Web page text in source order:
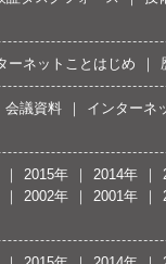
ーネットことはじめ
会議資料 インターネ
2015年 2014年
2002年
2001年